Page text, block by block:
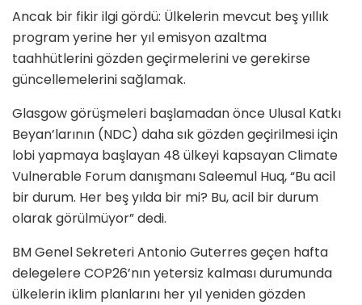
Ancak bir fikir ilgi gördü: Ülkelerin mevcut beş yıllık
program yerine her yıl emisyon azaltma
taahhütlerini gözden geçirmelerini ve gerekirse
güncellemelerini sağlamak.
Glasgow görüşmeleri başlamadan önce Ulusal Katkı
Beyan’larının (NDC) daha sık gözden geçirilmesi için
lobi yapmaya başlayan 48 ülkeyi kapsayan Climate
Vulnerable Forum danışmanı Saleemul Huq, “Bu acil
bir durum. Her beş yılda bir mi? Bu, acil bir durum
olarak görülmüyor” dedi.
BM Genel Sekreteri Antonio Guterres geçen hafta
delegelere COP26’nın yetersiz kalması durumunda
ülkelerin iklim planlarını her yıl yeniden gözden